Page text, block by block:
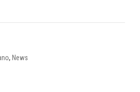
, News